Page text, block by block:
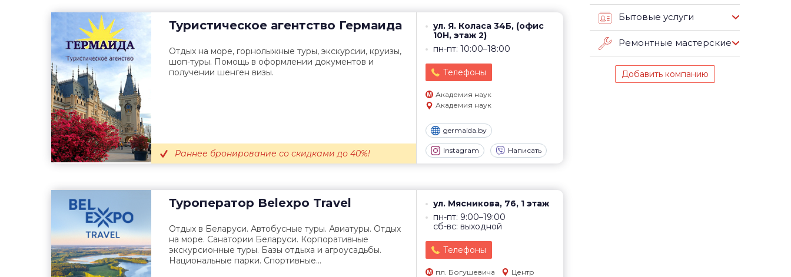
Туристическое агентство Гермаида
ул. Я. Коласа 34Б, (офис
10Н, этаж 2)
пн-пт: 10:00–18:00
Телефоны
Академия наук
Академия наук
germaida.by
Instagram Написать
Отдых на море, горнолыжные туры, экскурсии, круизы,
шоп-туры. Помощь в оформлении документов и
получении шенген визы.
Раннее бронирование со скидками до 40%!
Туроператор Belexpo Travel
ул. Мясникова, 76, 1 этаж
пн-пт: 9:00–19:00
сб-вс: выходной
Телефоны
пл. Богушевича Центр
Отдых в Беларуси. Автобусные туры. Авиатуры. Отдых
на море. Санатории Беларуси. Корпоративные
экскурсионные туры. Базы отдыха и агроусадьбы.
Национальные парки. Спортивные...
Бытовые услуги
Ремонтные мастерские
Добавить компанию